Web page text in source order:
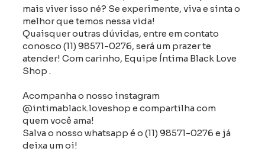
mais viver isso né? Se experimente, viva e sinta o
melhor que temos nessa vida!
Quaisquer outras dúvidas, entre em contato
conosco (11) 98571-0276, será um prazer te
atender! Com carinho, Equipe Íntima Black Love
Shop .
Acompanha o nosso instagram
@intimablack.loveshop e compartilha com
quem você ama!
Salva o nosso whatsapp é o (11) 98571-0276 e já
deixa um oi!